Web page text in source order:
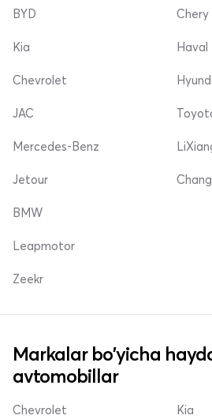
BYD
Kia
Chevrolet
Chery
Haval
JAC
Mercedes-Benz
Jetour
BMW
Leapmotor
Zeekr
Markalar bo'yicha
avtomobillar
Chevrolet Kia